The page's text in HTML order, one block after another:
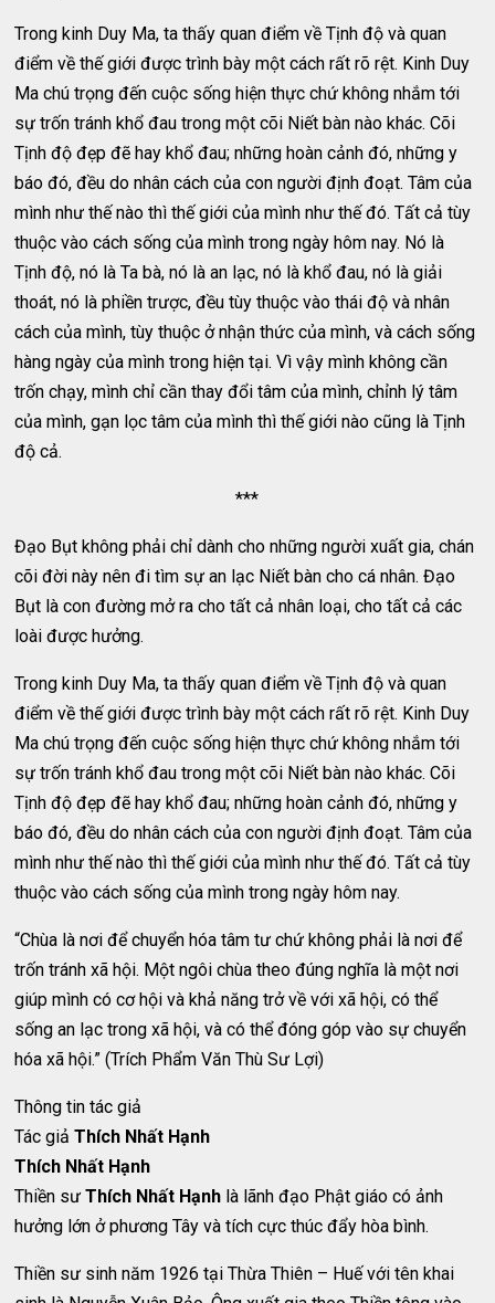
Trong kinh Duy Ma, ta thấy quan điểm về Tịnh độ và quan
điểm về thế giới được trình bày một cách rất rõ rệt. Kinh Duy
Ma chú trọng đến cuộc sống hiện thực chứ không nhắm tới
sự trốn tránh khổ đau trong một cõi Niết bàn nào khác. Cõi
Tịnh độ đẹp đẽ hay khổ đau; những hoàn cảnh đó, những y
báo đó, đều do nhân cách của con người định đoạt. Tâm của
mình như thế nào thì thế giới của mình như thế đó. Tất cả tùy
thuộc vào cách sống của mình trong ngày hôm nay. Nó là
Tịnh độ, nó là Ta bà, nó là an lạc, nó là khổ đau, nó là giải
thoát, nó là phiền trược, đều tùy thuộc vào thái độ và nhân
cách của mình, tùy thuộc ở nhận thức của mình, và cách sống
hàng ngày của mình trong hiện tại. Vì vậy mình không cần
trốn chạy, mình chỉ cần thay đổi tâm của mình, chỉnh lý tâm
của mình, gạn lọc tâm của mình thì thế giới nào cũng là Tịnh
độ cả.
***
Đạo Bụt không phải chỉ dành cho những người xuất gia, chán
cõi đời này nên đi tìm sự an lạc Niết bàn cho cá nhân. Đạo
Bụt là con đường mở ra cho tất cả nhân loại, cho tất cả các
loài được hưởng.
Trong kinh Duy Ma, ta thấy quan điểm về Tịnh độ và quan
điểm về thế giới được trình bày một cách rất rõ rệt. Kinh Duy
Ma chú trọng đến cuộc sống hiện thực chứ không nhắm tới
sự trốn tránh khổ đau trong một cõi Niết bàn nào khác. Cõi
Tịnh độ đẹp đẽ hay khổ đau; những hoàn cảnh đó, những y
báo đó, đều do nhân cách của con người định đoạt. Tâm của
mình như thế nào thì thế giới của mình như thế đó. Tất cả tùy
thuộc vào cách sống của mình trong ngày hôm nay.
“Chùa là nơi để chuyển hóa tâm tư chứ không phải là nơi để
trốn tránh xã hội. Một ngôi chùa theo đúng nghĩa là một nơi
giúp mình có cơ hội và khả năng trở về với xã hội, có thể
sống an lạc trong xã hội, và có thể đóng góp vào sự chuyển
hóa xã hội.” (Trích Phẩm Văn Thù Sư Lợi)
Thông tin tác giả
Tác giảThích Nhất Hạnh
Thích Nhất Hạnh
Thiền sưThích Nhất Hạnh là lãnh đạo Phật giáo có ảnh
hưởng lớn ở phương Tây và tích cực thúc đẩy hòa bình.
Thiền sư sinh năm 1926 tại Thừa Thiên – Huế với tên khai